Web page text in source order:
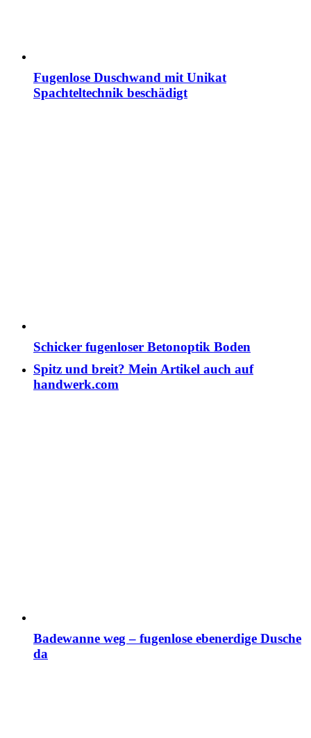
Fugenlose Duschwand mit Unikat
Spachteltechnik beschädigt
Schicker fugenloser Betonoptik Boden
Spitz und breit? Mein Artikel auch auf
handwerk.com
Badewanne weg – fugenlose ebenerdige Dusche
da